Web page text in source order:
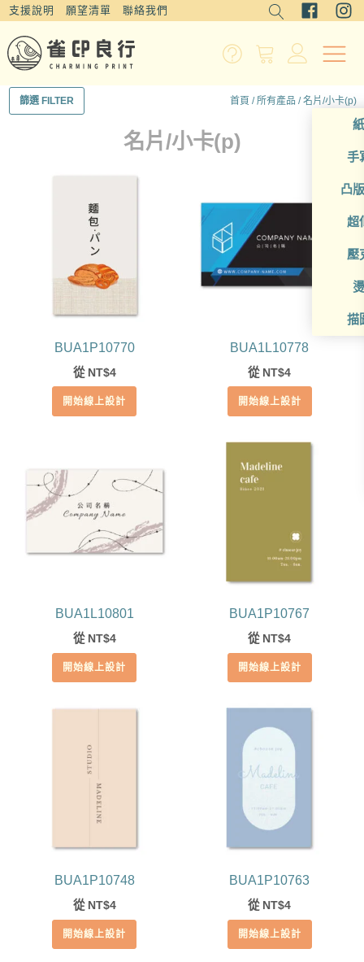
支援說明 願望清單 聯絡我們
手
凸
超
壓
描
篩選 FILTER 首頁 /所有產品 / 名片/小卡(p)
名片/小卡(p)
BUA1P10770
從 NT$4
開始線上設計
BUA1L10778
從 NT$4
開始線上設計
BUA1L10801
從 NT$4
開始線上設計
BUA1P10767
從 NT$4
開始線上設計
BUA1P10748
從 NT$4
開始線上設計
BUA1P10763
從 NT$4
開始線上設計